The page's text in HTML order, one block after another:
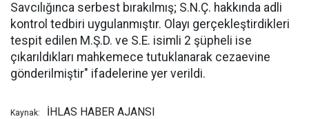
Savcılığınca serbest bırakılmış; S.N.Ç. hakkında adli
kontrol tedbiri uygulanmıştır. Olayı gerçekleştirdikleri
tespit edilen M.Ş.D. ve S.E. isimli 2 şüpheli ise
çıkarıldıkları mahkemece tutuklanarak cezaevine
gönderilmiştir" ifadelerine yer verildi.
Kaynak: İHLAS HABER AJANSI